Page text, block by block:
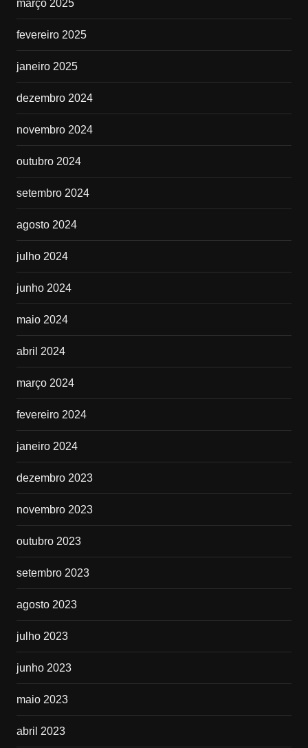
março 2025
fevereiro 2025
janeiro 2025
dezembro 2024
novembro 2024
outubro 2024
setembro 2024
agosto 2024
julho 2024
junho 2024
maio 2024
abril 2024
março 2024
fevereiro 2024
janeiro 2024
dezembro 2023
novembro 2023
outubro 2023
setembro 2023
agosto 2023
julho 2023
junho 2023
maio 2023
abril 2023